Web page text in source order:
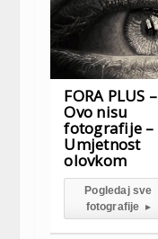
FORA PLUS –
Ovo nisu
fotografije –
Umjetnost
olovkom
Pogledaj sve
fotografije ▸